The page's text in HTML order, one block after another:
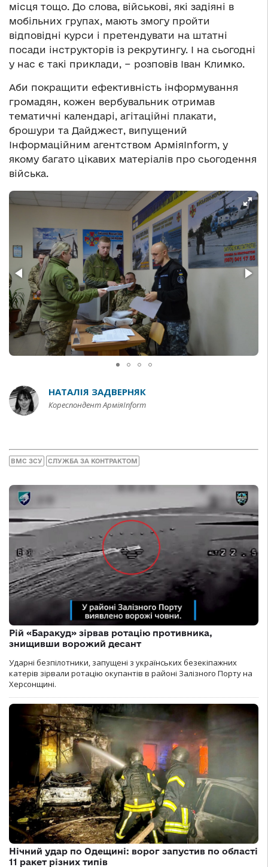
місця тощо. До слова, військові, які задіяні в
мобільних групах, мають змогу пройти
відповідні курси і претендувати на штатні
посади інструкторів із рекрутингу. І на сьогодні
у нас є такі приклади, − розповів Іван Климко.
Аби покращити ефективність інформування
громадян, кожен вербувальник отримав
тематичні календарі, агітаційні плакати,
брошури та Дайджест, випущений
Інформаційним агентством АрміяInform, у
якому багато цікавих матеріалів про сьогодення
війська.
НАТАЛІЯ ЗАДВЕРНЯК
Кореспондент АрміяInform
ВМС ЗСУ СЛУЖБА ЗА КОНТРАКТОМ
Рій «Баракуд» зірвав ротацію противника,
знищивши ворожий десант
Ударні безпілотники, запущені з українських безекіпажних
катерів зірвали ротацію окупантів в районі Залізного Порту на
Херсонщині.
Нічний удар по Одещині: ворог запустив по області
11 ракет різних типів